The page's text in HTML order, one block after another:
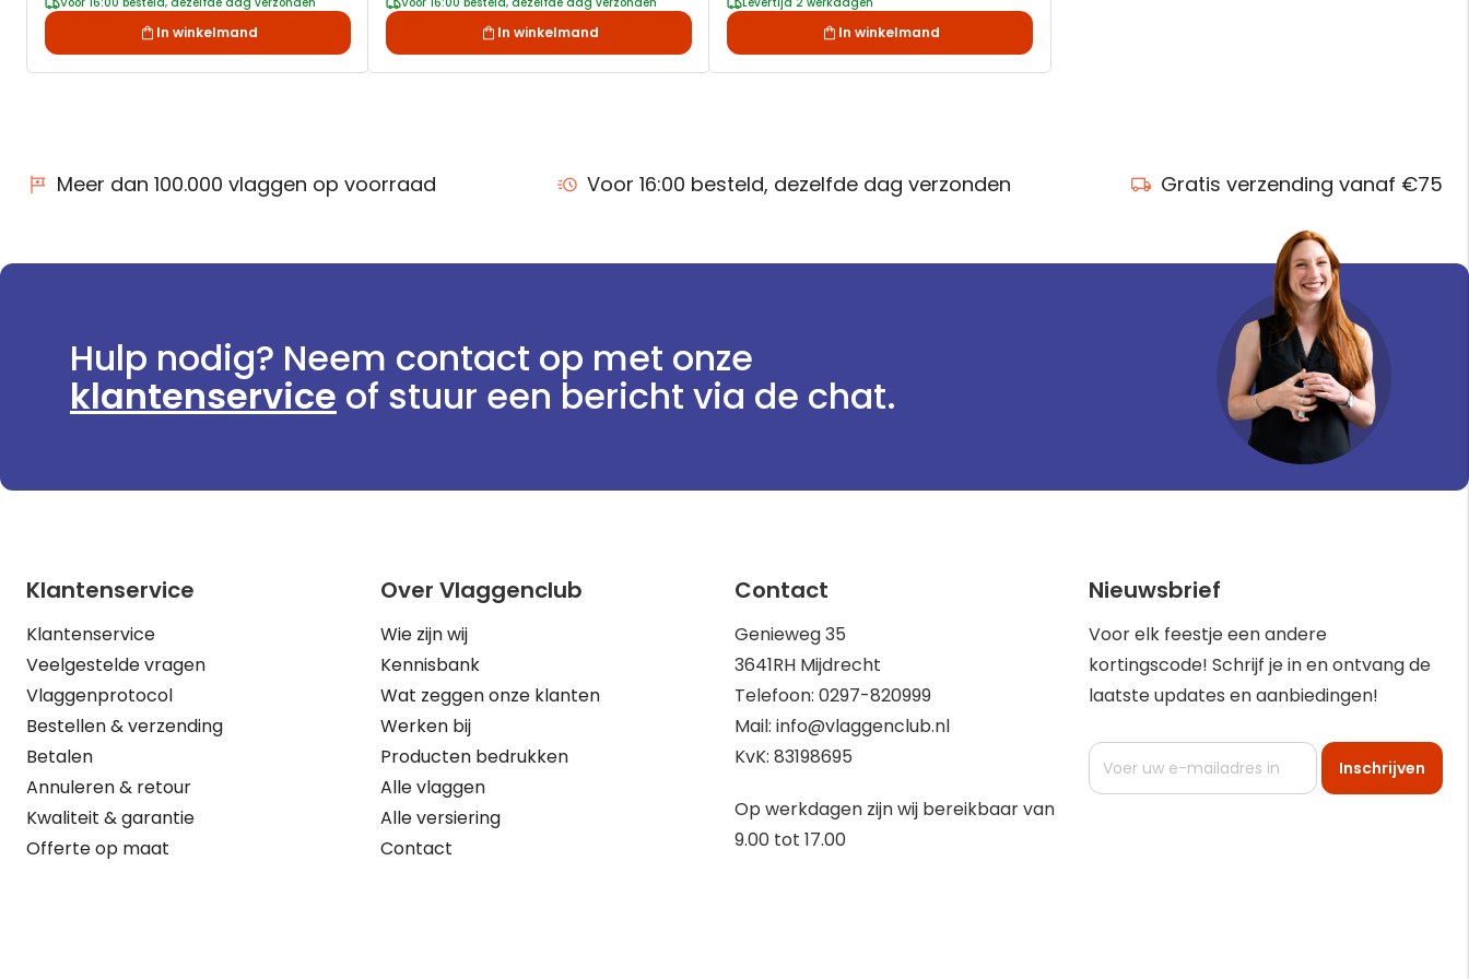
In winkelmand In winkelmand In winkelmand
Meer dan 100.000 vlaggen op voorraad Voor 16:00 besteld, dezelfde dag verzonden Gratis verzending vanaf €75
Hulp nodig? Neem contact op met onze
klantenservice of stuur een bericht via de chat.
Klantenservice
Klantenservice
Veelgestelde vragen
Vlaggenprotocol
Bestellen & verzending
Betalen
Annuleren & retour
Kwaliteit & garantie
Offerte op maat
Over Vlaggenclub
Wie zijn wij
Kennisbank
Wat zeggen onze klanten
Werken bij
Producten bedrukken
Alle vlaggen
Alle versiering
Contact
Contact
Genieweg 35
3641RH Mijdrecht
Telefoon: 0297-820999
Mail: info@vlaggenclub.nl
KvK: 83198695
Op werkdagen zijn wij bereikbaar van
9.00 tot 17.00
Nieuwsbrief
Voor elk feestje een andere
kortingscode! Schrijf je in en ontvang de
laatste updates en aanbiedingen!
Abonneer
op
Inschrijven